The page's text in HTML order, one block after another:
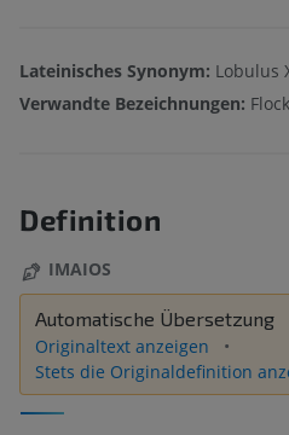
Lateinisches Synonym: Lobulus
Verwandte Bezeichnungen:
Definition
IMAIOS
Automatische Übersetzung
Originaltext anzeigen
Stets die Originaldefinition